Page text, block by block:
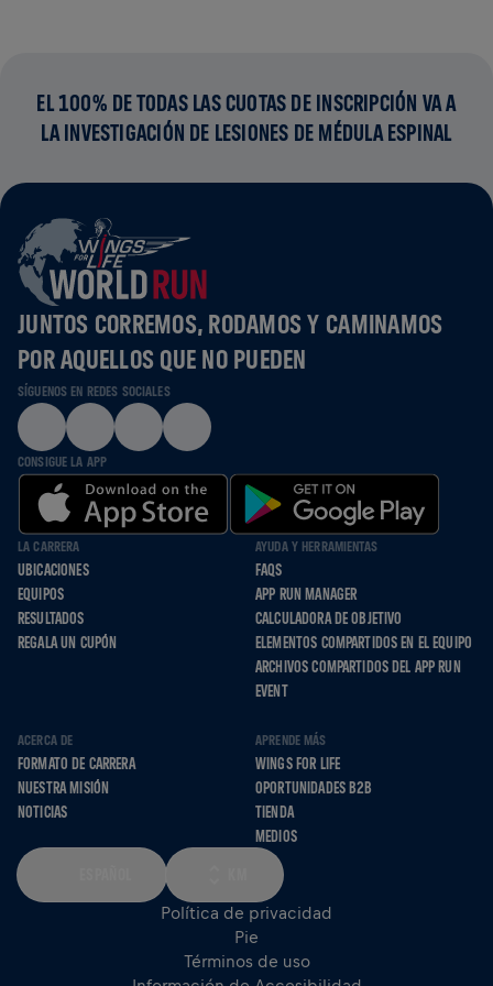
EL 100% DE TODAS LAS CUOTAS DE INSCRIPCIÓN VA A
LA INVESTIGACIÓN DE LESIONES DE MÉDULA ESPINAL
JUNTOS CORREMOS, RODAMOS Y CAMINAMOS
POR AQUELLOS QUE NO PUEDEN
SÍGUENOS EN REDES SOCIALES
CONSIGUE LA APP
LA CARRERA
UBICACIONES
EQUIPOS
RESULTADOS
REGALA UN CUPÓN
AYUDA Y HERRAMIENTAS
FAQS
APP RUN MANAGER
CALCULADORA DE OBJETIVO
ELEMENTOS COMPARTIDOS EN EL EQUIPO
ARCHIVOS COMPARTIDOS DEL APP RUN
EVENT
ACERCA DE
FORMATO DE CARRERA
NUESTRA MISIÓN
NOTICIAS
APRENDE MÁS
WINGS FOR LIFE
OPORTUNIDADES B2B
TIENDA
MEDIOS
Política de privacidad
Pie
Términos de uso